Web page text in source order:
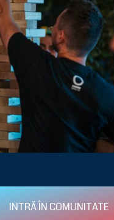
INTRĂ ÎN COMUNITATE